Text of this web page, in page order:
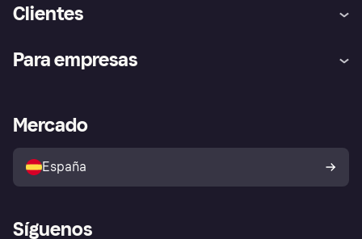
Clientes
Inicio de sesión
Directorio de tiendas
Política de protección al
comprador de Klarna
Reclamaciones
Para empresas
Acceso empresas
Mercado
España
Síguenos